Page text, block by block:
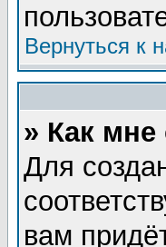
Вернуться к
» Как
Для
вам